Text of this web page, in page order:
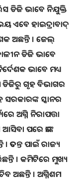
ଡିଜି ଭାବେ ନିଯୁକ୍ତି
ଏବେ ହାଇଦ୍ରାବାଦ୍‌
ଅଛନ୍ତି । ଜେଲ୍‌
ଡିଜି ଭାବେ
ଭାବେ ମଧ୍ୟ
ଡିଜିରୁ ଗୃହ ବିଭାଗର
ସ୍କାନର
ଅଗ୍ନି ନିରାପତ୍ତା
ପରେ ତାଙ୍କ
ତଦନ୍ତ ପାଇଁ ରାଜ୍ୟ
। କମିଟିରେ ମୁଖ୍ୟ
ଅଛନ୍ତି । ଅଗ୍ନିଶମ